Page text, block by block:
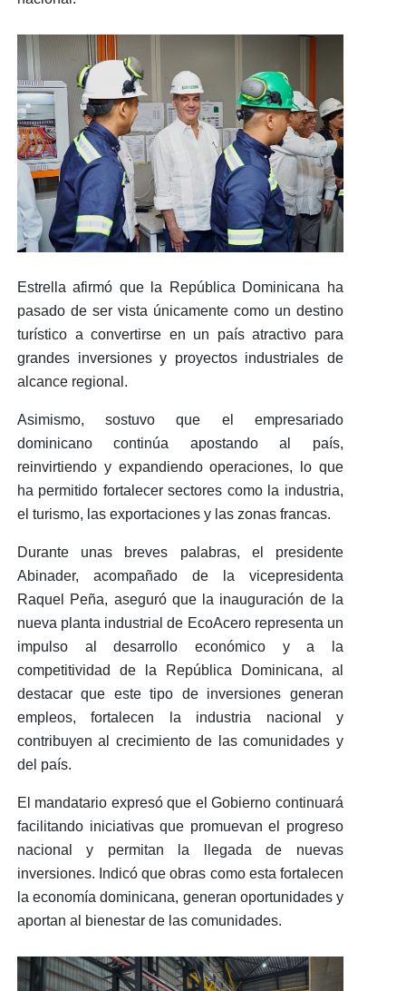
Estrella afirmó que la República Dominicana ha
pasado de ser vista únicamente como un destino
turístico a convertirse en un país atractivo para
grandes inversiones y proyectos industriales de
alcance regional.
Asimismo, sostuvo que el empresariado
dominicano continúa apostando al país,
reinvirtiendo y expandiendo operaciones, lo que
ha permitido fortalecer sectores como la industria,
el turismo, las exportaciones y las zonas francas.
Durante unas breves palabras, el presidente
Abinader, acompañado de la vicepresidenta
Raquel Peña, aseguró que la inauguración de la
nueva planta industrial de EcoAcero representa un
impulso al desarrollo económico y a la
competitividad
de la República Dominicana, al
destacar que este tipo de inversiones generan
empleos, fortalecen la industria nacional y
contribuyen al crecimiento de las comunidades y
del país.
El mandatario expresó que el Gobierno continuará
facilitando iniciativas que promuevan el progreso
nacional
y permitan la llegada de nuevas
inversiones. Indicó que obras como esta fortalecen
la economía dominicana, generan oportunidades y
aportan al bienestar de las comunidades.